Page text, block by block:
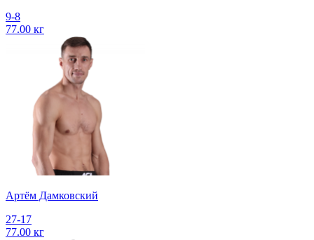
9-8
77.00 кг
Артём Дамковский
27-17
77.00 кг